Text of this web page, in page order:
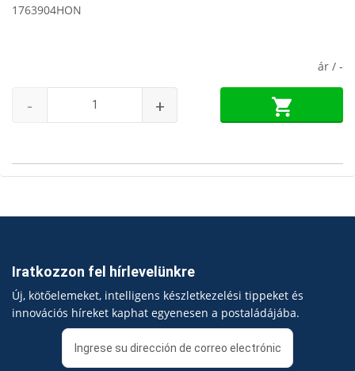
1763904HON
ár / -
- +
Iratkozzon fel hírlevelünkre
Új, kötőelemeket, intelligens készletkezelési tippeket és
innovációs híreket kaphat egyenesen a postaládájába.